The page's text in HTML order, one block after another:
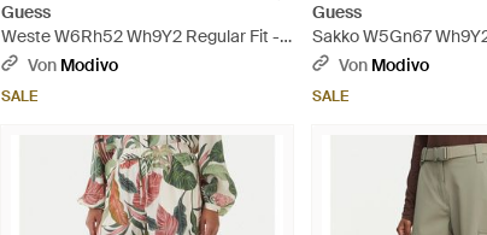
Guess
Weste W6Rh52 Wh9Y2 Regular Fit -
Schwarz
Von Modivo
SALE
Guess
Sakko W5Gn67
BlauVon Modivo
SALE